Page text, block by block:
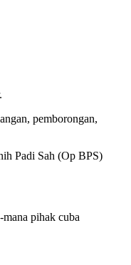
pemborongan,
Padi Sah (Op BPS)
pihak cuba